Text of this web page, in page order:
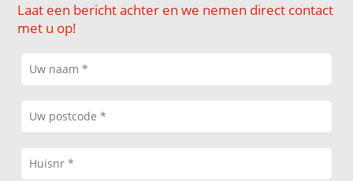
Laat een bericht achter en we nemen direct contact
met u op!